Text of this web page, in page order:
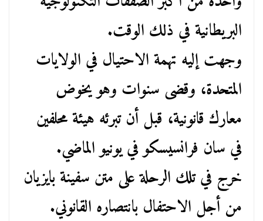
البريطانية في ذلك الوقت.
وجهت إليه تهمة الاحتيال في الولايات
المتحدة، وقضى سنوات وهو يخوض
معارك قانونية، قبل أن تبرئه هيئة محلفين
في سان فرانسيسكو في يونيو الماضي.
خرج في تلك الرحلة على متن سفينة بايزيان
من أجل الاحتفال بانتصاره القانوني.